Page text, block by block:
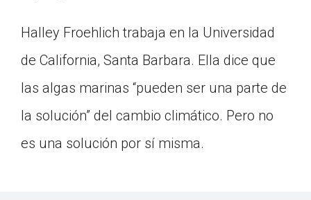
Halley Froehlich trabaja en la Universidad
de California, Santa Barbara. Ella dice que
las algas marinas “pueden ser una parte de
la solución” del cambio climático. Pero no
es una solución por sí misma.